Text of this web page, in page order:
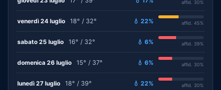
affid. 30%
venerdì 24 luglio 18° / 32° 💧 22% affid. 45%
sabato 25 luglio 16° / 32° 💧 6% affid. 39%
domenica 26 luglio 15° / 37° 💧 6% affid. 30%
lunedì 27 luglio 18° / 39° 💧 22% affid. 30%